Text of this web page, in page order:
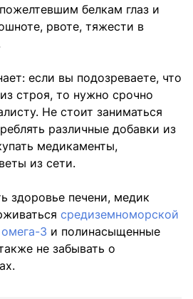
белкам глаз и
рвоте, тяжести в
если вы подозреваете, что
строя, то нужно срочно
Не стоит заниматься
различные добавки из
медикаменты,
из сети.
здоровье печени, медик
средиземноморской
омега-3 и полинасыщенные
не забывать о